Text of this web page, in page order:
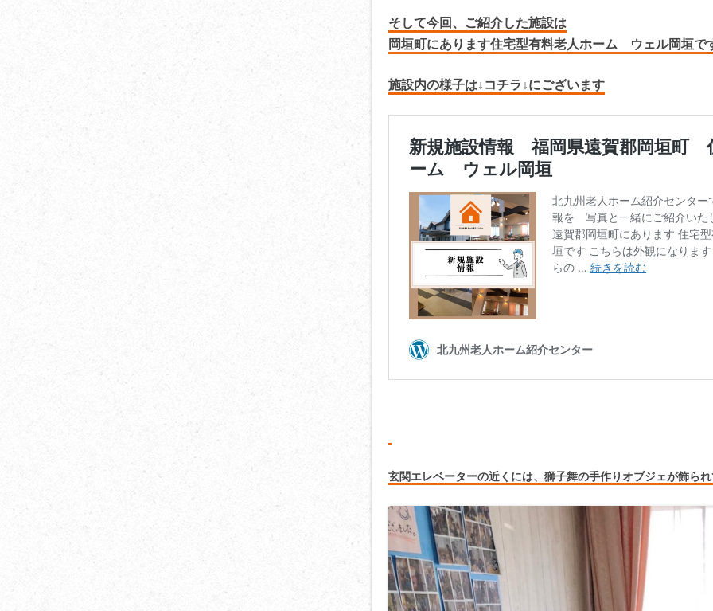
そして今回、ご紹介した施設は
岡垣町にあります住宅型有料老人ホーム ウェル岡垣で
施設内の様子は↓コチラ↓にございます
玄関エレベーターの近くには、獅子舞の手作りオブジェが飾ら